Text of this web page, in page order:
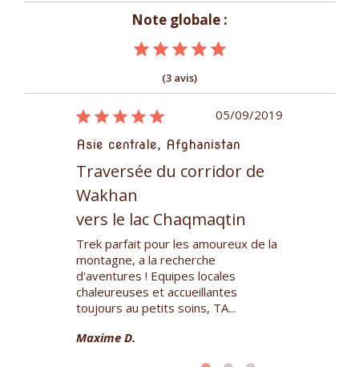
Note globale :
(3 avis)
05/09/2019
Asie centrale, Afghanistan
Traversée du corridor de
Wakhan
vers le lac Chaqmaqtin
Trek parfait pour les amoureux de la
montagne, a la recherche
d'aventures ! Equipes locales
chaleureuses et accueillantes
toujours au petits soins, TA...
Maxime D.